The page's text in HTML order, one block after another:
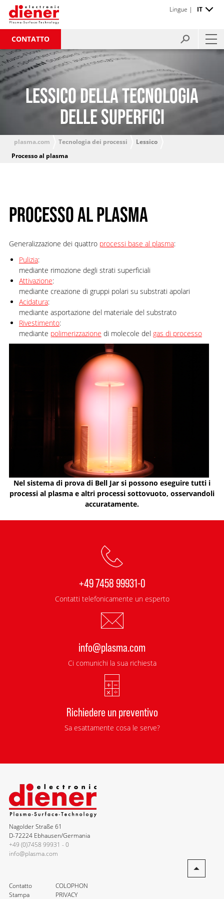
CONTATTO
Lingue | IT
LESSICO DELLA TECNOLOGIA
DELLE SUPERFICI
plasma.com Tecnologia dei processi
Lessico
Processo al plasma
PROCESSO AL PLASMA
Generalizzazione dei quattro processi base al plasma:
Pulizia:
mediante rimozione degli strati superficiali
Attivazione:
mediante creazione di gruppi polari su substrati apolari
Acidatura:
mediante asportazione del materiale del substrato
Rivestimento:
mediante polimerizzazione di molecole del gas di processo
Nel sistema di prova di Bell Jar si possono eseguire tutti i
processi al plasma e altri processi sottovuoto, osservandoli
accuratamente.
+49 7458 99931-0
Contatti telefonicamente un esperto
info@plasma.com
Ci comunichi la sua richiesta
Richiedere un preventivo
Sa esattamente cosa le serve?
Nagolder Straße 61
D-72224 Ebhausen/Germania
+49 (0)7458 99931 - 0
info@plasma.com
Contatto
Stampa
COLOPHON
PRIVACY